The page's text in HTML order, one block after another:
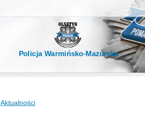
Policja Warmińsko-Mazurska
Aktualności